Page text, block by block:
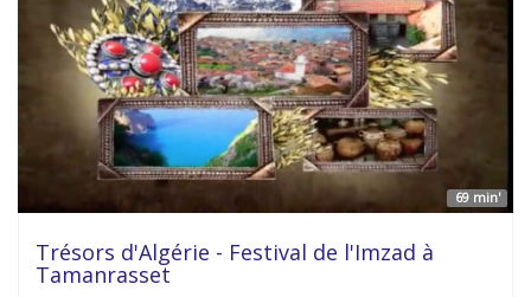
69 min'
Trésors d'Algérie - Festival de l'Imzad à
Tamanrasset